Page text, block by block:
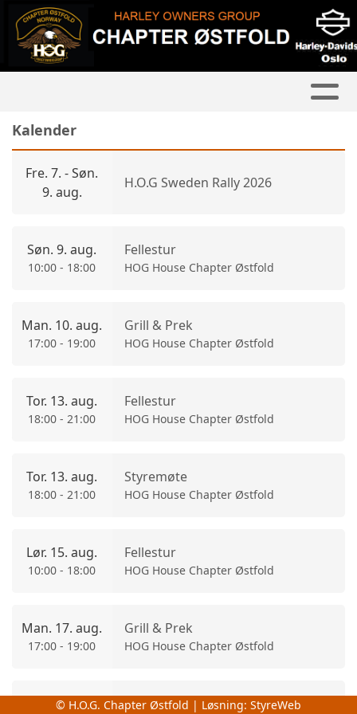
Kalender
Tor. 20. aug. Fellestur
Man. 17. aug.
17:00 - 19:00
Grill & Prek
HOG House Chapter Østfold
Lør. 15. aug.
10:00 - 18:00
Fellestur
HOG House Chapter Østfold
Tor. 13. aug.
18:00 - 21:00
Styremøte
HOG House Chapter Østfold
Tor. 13. aug.
18:00 - 21:00
Fellestur
HOG House Chapter Østfold
Man. 10. aug.
17:00 - 19:00
Grill & Prek
HOG House Chapter Østfold
Søn. 9. aug.
10:00 - 18:00
Fellestur
HOG House Chapter Østfold
Fre. 7. - Søn.
9. aug.
H.O.G Sweden Rally 2026
© H.O.G. Chapter Østfold | Løsning: StyreWeb